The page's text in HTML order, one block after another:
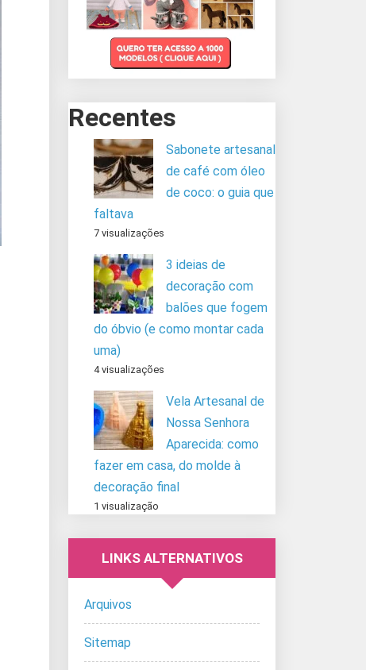
Recentes
Sabonete artesanal
de café com óleo
de coco: o guia que
faltava
7 visualizações
3 ideias de
decoração com
balões que fogem
do óbvio (e como montar cada
uma)
4 visualizações
Vela Artesanal de
Nossa Senhora
Aparecida: como
fazer em casa, do molde à
decoração final
1 visualização
LINKS ALTERNATIVOS
Arquivos
Sitemap